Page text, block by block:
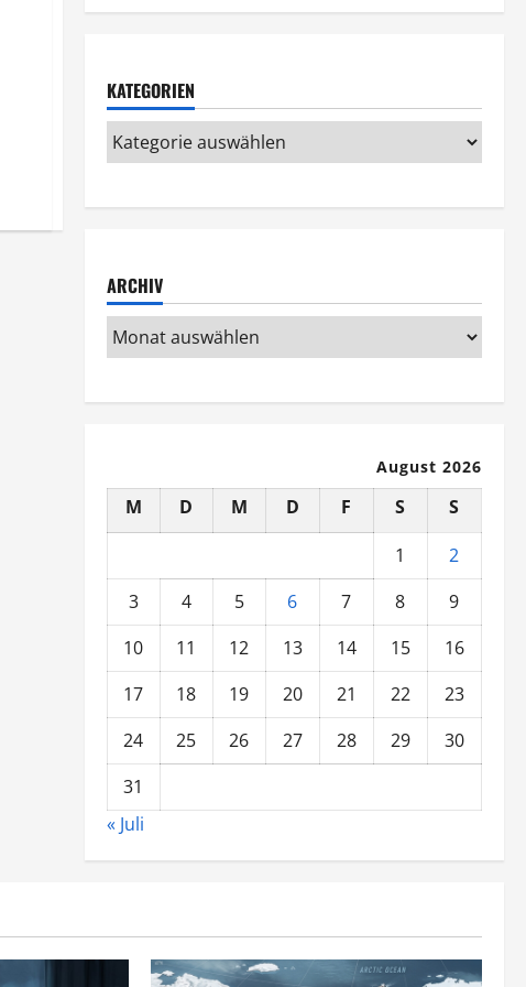
KATEGORIEN
ARCHIV
August 2026
M D M D F S
S
1
2
3
4 5 6 7 8
9
10
11 12 13 14 15
16
17
18 19 20 21 22
23
24
25 26 27 28 29
30
31
« Juli